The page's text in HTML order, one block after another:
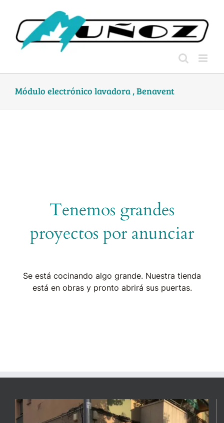
content
Módulo electrónico lavadora , Benavent
Tenemos grandes
proyectos por anunciar
Se está cocinando algo grande. Nuestra tienda
está en obras y pronto abrirá sus puertas.